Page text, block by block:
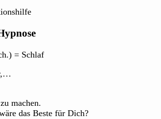
= Schlaf
machen.
das Beste für Dich?